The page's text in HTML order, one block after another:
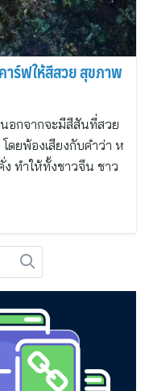
าร์ฟให้สีสวย สุขภาพ
อกจากจะมีสีสันที่สวย
ดยพ้องเสียงกับคำว่า ห
ทำให้ทั้งชาวจีน ชาว